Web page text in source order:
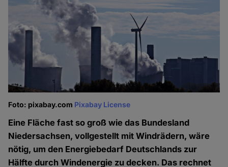
Foto: pixabay.com Pixabay License
Eine Fläche fast so groß wie das Bundesland
Niedersachsen, vollgestellt mit Windrädern, wäre
nötig, um den Energiebedarf Deutschlands zur
Hälfte durch Windenergie zu decken. Das rechnet